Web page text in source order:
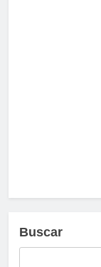
Buscar